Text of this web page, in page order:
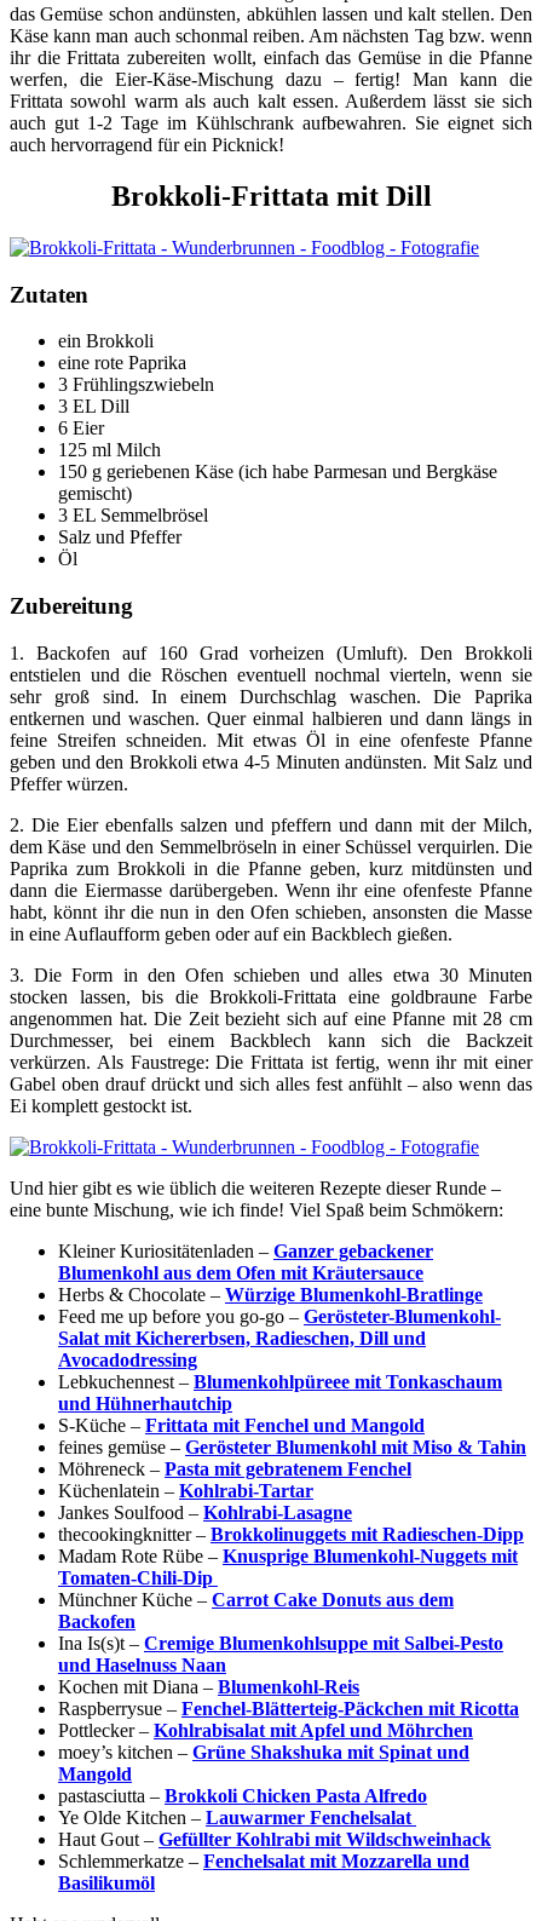
das Gemüse schon andünsten, abkühlen lassen und kalt stellen. Den
Käse kann man auch schonmal reiben. Am nächsten Tag bzw. wenn
ihr die Frittata zubereiten wollt, einfach das Gemüse in die Pfanne
werfen, die Eier-Käse-Mischung dazu – fertig! Man kann die
Frittata sowohl warm als auch kalt essen. Außerdem lässt sie sich
auch gut 1-2 Tage im Kühlschrank aufbewahren. Sie eignet sich
auch hervorragend für ein Picknick!
Brokkoli-Frittata mit Dill
Zutaten
ein Brokkoli
eine rote Paprika
3 Frühlingszwiebeln
3 EL Dill
6 Eier
125 ml Milch
150 g geriebenen Käse (ich habe Parmesan und Bergkäse
gemischt)
3 EL Semmelbrösel
Salz und Pfeffer
Öl
Zubereitung
1. Backofen auf 160 Grad vorheizen (Umluft). Den Brokkoli
entstielen und die Röschen eventuell nochmal vierteln, wenn sie
sehr groß sind. In einem Durchschlag waschen. Die Paprika
entkernen und waschen. Quer einmal halbieren und dann längs in
feine Streifen schneiden. Mit etwas Öl in eine ofenfeste Pfanne
geben und den Brokkoli etwa 4-5 Minuten andünsten. Mit Salz und
Pfeffer würzen.
2. Die Eier ebenfalls salzen und pfeffern und dann mit der Milch,
dem Käse und den Semmelbröseln in einer Schüssel verquirlen. Die
Paprika zum Brokkoli in die Pfanne geben, kurz mitdünsten und
dann die Eiermasse darübergeben. Wenn ihr eine ofenfeste Pfanne
habt, könnt ihr die nun in den Ofen schieben, ansonsten die Masse
in eine Auflaufform geben oder auf ein Backblech gießen.
3. Die Form in den Ofen schieben und alles etwa 30 Minuten
stocken lassen, bis die Brokkoli-Frittata eine goldbraune Farbe
angenommen hat. Die Zeit bezieht sich auf eine Pfanne mit 28 cm
Durchmesser, bei einem Backblech kann sich die Backzeit
verkürzen. Als Faustrege: Die Frittata ist fertig, wenn ihr mit einer
Gabel oben drauf drückt und sich alles fest anfühlt – also wenn das
Ei komplett gestockt ist.
Und hier gibt es wie üblich die weiteren Rezepte dieser Runde –
eine bunte Mischung, wie ich finde! Viel Spaß beim Schmökern:
Kleiner Kuriositätenladen – Ganzer gebackener
Blumenkohl aus dem Ofen mit Kräutersauce
Herbs & Chocolate – Würzige Blumenkohl-Bratlinge
Feed me up before you go-go – Gerösteter-Blumenkohl-
Salat mit Kichererbsen, Radieschen, Dill und
Avocadodressing
Lebkuchennest – Blumenkohlpüreee mit Tonkaschaum
und Hühnerhautchip
S-Küche – Frittata mit Fenchel und Mangold
feines gemüse – Gerösteter Blumenkohl mit Miso & Tahin
Möhreneck – Pasta mit gebratenem Fenchel
Küchenlatein – Kohlrabi-Tartar
Jankes Soulfood – Kohlrabi-Lasagne
thecookingknitter – Brokkolinuggets mit Radieschen-Dipp
Madam Rote Rübe – Knusprige Blumenkohl-Nuggets mit
Tomaten-Chili-Dip
Münchner Küche – Carrot Cake Donuts aus dem
Backofen
Ina Is(s)t – Cremige Blumenkohlsuppe mit Salbei-Pesto
und Haselnuss Naan
Kochen mit Diana – Blumenkohl-Reis
Raspberrysue – Fenchel-Blätterteig-Päckchen mit Ricotta
Pottlecker – Kohlrabisalat mit Apfel und Möhrchen
moey’s kitchen – Grüne Shakshuka mit Spinat und
Mangold
pastasciutta – Brokkoli Chicken Pasta Alfredo
Ye Olde Kitchen – Lauwarmer Fenchelsalat
Haut Gout – Gefüllter Kohlrabi mit Wildschweinhack
Schlemmerkatze – Fenchelsalat mit Mozzarella und
Basilikumöl